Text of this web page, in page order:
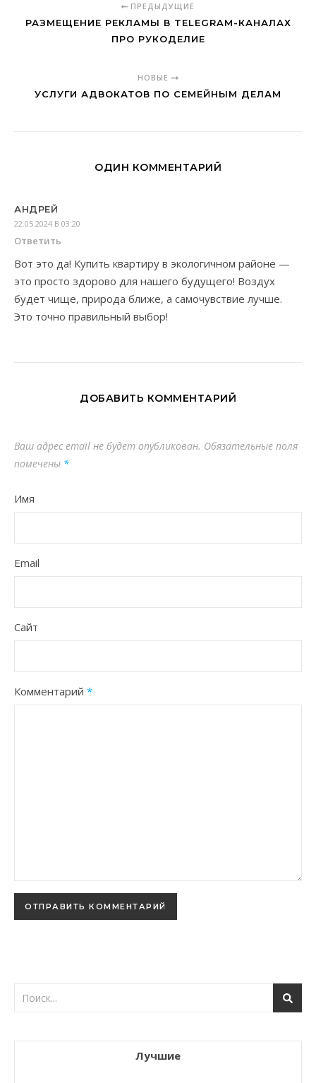
ПРЕДЫДУЩИЕ
РАЗМЕЩЕНИЕ РЕКЛАМЫ В TELEGRAM-КАНАЛАХ
ПРО РУКОДЕЛИЕ
НОВЫЕ
УСЛУГИ АДВОКАТОВ ПО СЕМЕЙНЫМ ДЕЛАМ
ОДИН КОММЕНТАРИЙ
АНДРЕЙ
22.05.2024 В 03:20
Ответить
Вот это да! Купить квартиру в экологичном районе —
это просто здорово для нашего будущего! Воздух
будет чище, природа ближе, а самочувствие лучше.
Это точно правильный выбор!
ДОБАВИТЬ КОММЕНТАРИЙ
Ваш адрес email не будет опубликован. Обязательные поля
помечены *
Имя
Email
Сайт
Комментарий *
Лучшие